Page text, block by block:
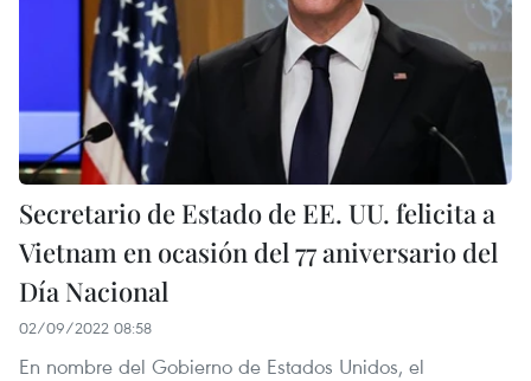
Secretario de Estado de EE. UU. felicita a
Vietnam en ocasión del 77 aniversario del
Día Nacional
02/09/2022 08:58
En nombre del Gobierno de Estados Unidos, el